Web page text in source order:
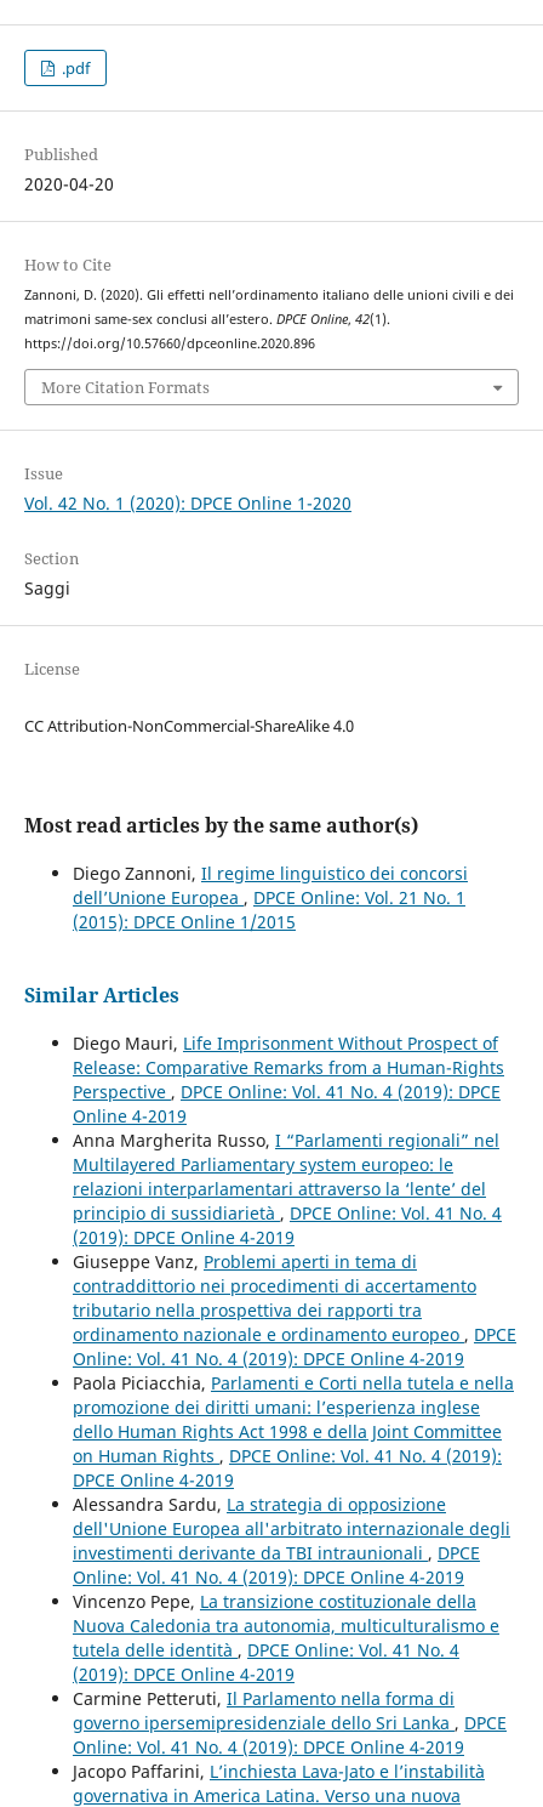
.pdf
Published
2020-04-20
How to Cite
Zannoni, D. (2020). Gli effetti nell’ordinamento italiano delle unioni civili e dei
matrimoni same-sex conclusi all’estero. DPCE Online, 42(1).
https://doi.org/10.57660/dpceonline.2020.896
More Citation Formats
Issue
Vol. 42 No. 1 (2020): DPCE Online 1-2020
Section
Saggi
License
CC Attribution-NonCommercial-ShareAlike 4.0
Most read articles by the same author(s)
Diego Zannoni, Il regime linguistico dei concorsi
dell’Unione Europea , DPCE Online: Vol. 21 No. 1
(2015): DPCE Online 1/2015
Similar Articles
Diego Mauri, Life Imprisonment Without Prospect of
Release: Comparative Remarks from a Human-Rights
Perspective , DPCE Online: Vol. 41 No. 4 (2019): DPCE
Online 4-2019
Anna Margherita Russo, I “Parlamenti regionali” nel
Multilayered Parliamentary system europeo: le
relazioni interparlamentari attraverso la ‘lente’ del
principio di sussidiarietà , DPCE Online: Vol. 41 No. 4
(2019): DPCE Online 4-2019
Giuseppe Vanz, Problemi aperti in tema di
contraddittorio nei procedimenti di accertamento
tributario nella prospettiva dei rapporti tra
ordinamento nazionale e ordinamento europeo , DPCE
Online: Vol. 41 No. 4 (2019): DPCE Online 4-2019
Paola Piciacchia, Parlamenti e Corti nella tutela e nella
promozione dei diritti umani: l’esperienza inglese
dello Human Rights Act 1998 e della Joint Committee
on Human Rights , DPCE Online: Vol. 41 No. 4 (2019):
DPCE Online 4-2019
Alessandra Sardu, La strategia di opposizione
dell'Unione Europea all'arbitrato internazionale degli
investimenti derivante da TBI intraunionali , DPCE
Online: Vol. 41 No. 4 (2019): DPCE Online 4-2019
Vincenzo Pepe, La transizione costituzionale della
Nuova Caledonia tra autonomia, multiculturalismo e
tutela delle identità , DPCE Online: Vol. 41 No. 4
(2019): DPCE Online 4-2019
Carmine Petteruti, Il Parlamento nella forma di
governo ipersemipresidenziale dello Sri Lanka , DPCE
Online: Vol. 41 No. 4 (2019): DPCE Online 4-2019
Jacopo Paffarini, L’inchiesta Lava-Jato e l’instabilità
governativa in America Latina. Verso una nuova